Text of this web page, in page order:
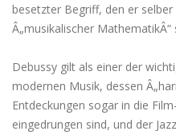
besetzter Begriff, den er
Â„musikalischer MathematikÂ“
Debussy gilt als einer der
modernen Musik, dessen
Entdeckungen sogar in die
eingedrungen sind, und der